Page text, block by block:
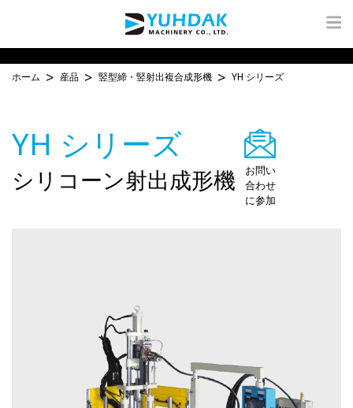
ホーム 産品 竪型締・竪射出複合成形機 YH シリーズ
YH シリーズ
シリコーン射出成形機
お問い
合わせ
に参加